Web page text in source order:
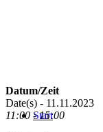
Start
Datum/Zeit
Date(s) - 11.11.2023
11:00 - 15:00